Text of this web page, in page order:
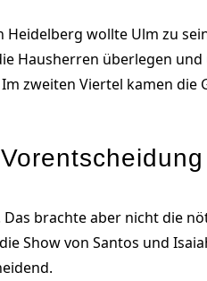
wollte Ulm zu
Hausherren überlegen
zweiten Viertel kamen die
brachte aber nicht die
Show von Santos und